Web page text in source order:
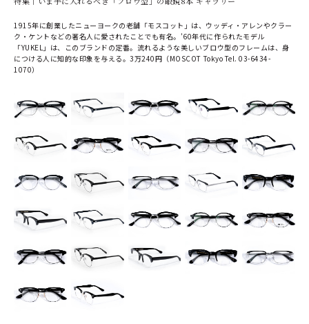
1915年に創業したニューヨークの老舗「モスコット」は、ウッディ・アレンやクラー
ク・ケントなどの著名人に愛されたことでも有名。'60年代に作られたモデル
「YUKEL」は、このブランドの定番。流れるような美しいブロウ型のフレームは、身
につける人に知的な印象を与える。3万240円（MOSCOT Tokyo Tel. 03-6434-
1070）